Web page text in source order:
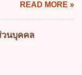
บุคคลหรือนิติบุคคล
เกี่ยวกับการเก็บ
อมูลส่วนบุคคล" คือ
ผู้ควบคุมข้อมูลส่วน
ราชการเพื่อรองจ่าย
จากต่างประเทศ ค.
การเงินการคลังตาม
ง. สนับสนุนการให้
เป็นเร่งด่วนที่ไม่
กงบประมาณได้ ข้อ
READ MORE »
นบุคคล